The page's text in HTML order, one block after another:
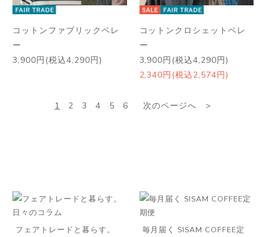
コットンファブリックベレ
ー
3,900円(税込4,290円)
コットンクロシェットベレ
ー
3,900円(税込4,290円)
2,340円(税込2,574円)
1 2 3 4 5 6 次のページへ
フェアトレードと暮らす。
毎月届く SISAM COFFEE定